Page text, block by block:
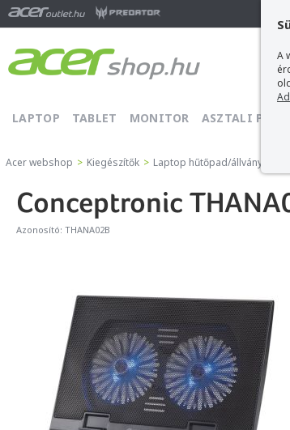
A
LAPTOP TABLET MONITOR ASZTALI PC
Acer webshop > Kiegészítők > Laptop hűtőpad/állvány
Conceptronic
Azonosító: THANA02B